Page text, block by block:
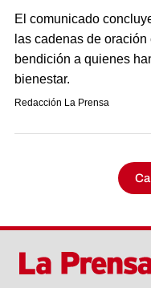
El comunicado
las cadenas de
bendición a quienes
bienestar.
Redacción La Prensa